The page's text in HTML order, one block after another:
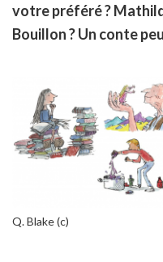
votre préféré ?
Bouillon ? Un conte
Q. Blake (c)